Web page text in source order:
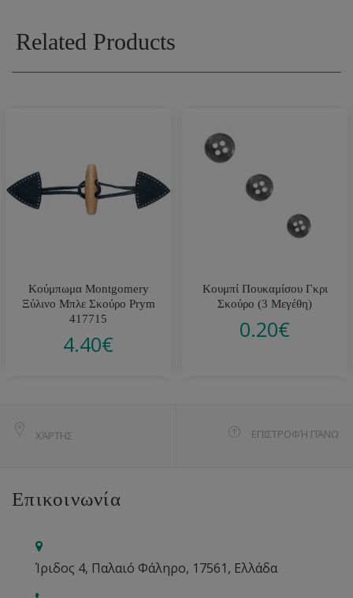
Related Products
Κούμπωμα Montgomery
Ξύλινο Μπλε Σκούρο Prym
417715
4.40€
Κουμπί Πουκαμίσου Γκρι
Σκούρο (3 Μεγέθη)
0.20€
ΧΆΡΤΗΣ ΕΠΙΣΤΡΟΦΉ ΠΆΝΩ
Επικοινωνία
Ίριδος 4, Παλαιό Φάληρο, 17561, Ελλάδα